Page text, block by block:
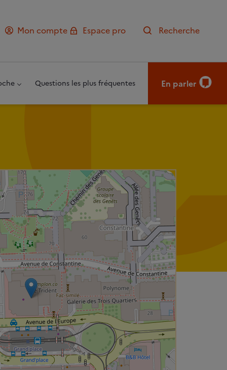
Mon compte Espace pro Recherche
Questions les plus fréquentes En parler